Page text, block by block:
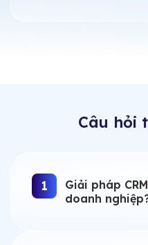
Câu hỏi
1
Giải pháp
doanh